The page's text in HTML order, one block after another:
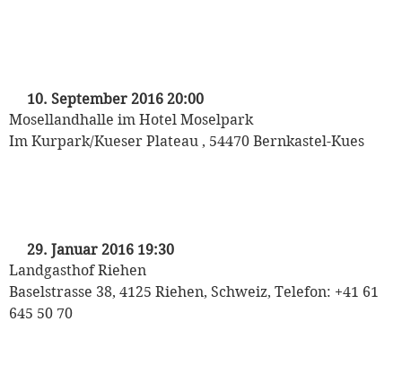
29. Januar 2016 19:30
Landgasthof Riehen
Baselstrasse 38, 4125 Riehen, Schweiz, Telefon: +41 61
645 50 70
10. September 2016 20:00
Mosellandhalle im Hotel Moselpark
Im Kurpark/Kueser Plateau , 54470 Bernkastel-Kues